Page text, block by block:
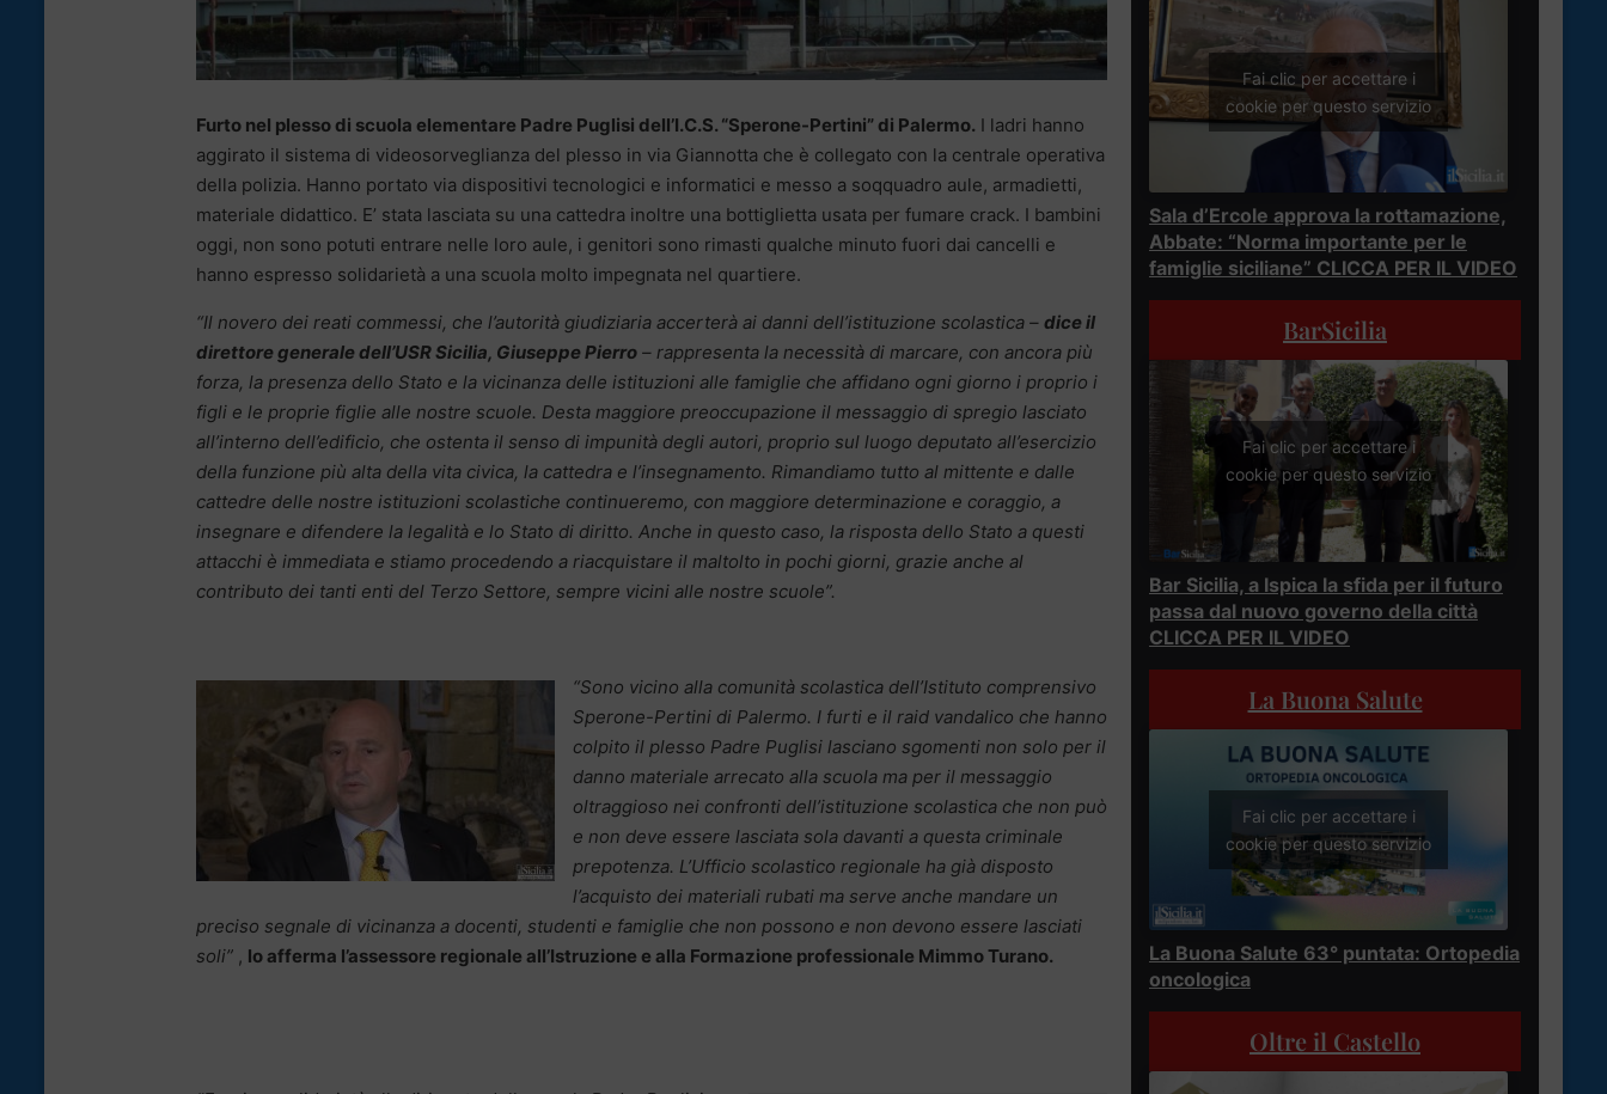
Furto nel plesso di scuola elementare Padre Puglisi dell’I.C.S. “Sperone-Pertini” di Palermo. I ladri hanno
aggirato il sistema di videosorveglianza del plesso in via Giannotta che è collegato con la centrale operativa
della polizia. Hanno portato via dispositivi tecnologici e informatici e messo a soqquadro aule, armadietti,
materiale didattico. E’ stata lasciata su una cattedra inoltre una bottiglietta usata per fumare crack. I bambini
oggi, non sono potuti entrare nelle loro aule, i genitori sono rimasti qualche minuto fuori dai cancelli e
hanno espresso solidarietà a una scuola molto impegnata nel quartiere.
“Il novero dei reati commessi, che l’autorità giudiziaria accerterà ai danni dell’istituzione scolastica – dice il
direttore generale dell’USR Sicilia, Giuseppe Pierro – rappresenta la necessità di marcare, con ancora più
forza, la presenza dello Stato e la vicinanza delle istituzioni alle famiglie che affidano ogni giorno i proprio i
figli e le proprie figlie alle nostre scuole. Desta maggiore preoccupazione il messaggio di spregio lasciato
all’interno dell’edificio, che ostenta il senso di impunità degli autori, proprio sul luogo deputato all’esercizio
della funzione più alta della vita civica, la cattedra e l’insegnamento. Rimandiamo tutto al mittente e dalle
cattedre delle nostre istituzioni scolastiche continueremo, con maggiore determinazione e coraggio, a
insegnare e difendere la legalità e lo Stato di diritto. Anche in questo caso, la risposta dello Stato a questi
attacchi è immediata e stiamo procedendo a riacquistare il maltolto in pochi giorni, grazie anche al
contributo dei tanti enti del Terzo Settore, sempre vicini alle nostre scuole”.
“Sono vicino alla comunità scolastica dell’Istituto comprensivo
Sperone-Pertini di Palermo. I furti e il raid vandalico che hanno
colpito il plesso Padre Puglisi lasciano sgomenti non solo per il
danno materiale arrecato alla scuola ma per il messaggio
oltraggioso nei confronti dell’istituzione scolastica che non può
e non deve essere lasciata sola davanti a questa criminale
prepotenza. L’Ufficio scolastico regionale ha già disposto
l’acquisto dei materiali rubati ma serve anche mandare un
preciso segnale di vicinanza a docenti, studenti e famiglie che non possono e non devono essere lasciati
soli” , lo afferma l’assessore regionale all’Istruzione e alla Formazione professionale Mimmo Turano.
Fai clic per accettare i
cookie per questo servizio
Sala d’Ercole approva la rottamazione,
Abbate: “Norma importante per le
famiglie siciliane” CLICCA PER IL VIDEO
BarSicilia
Fai clic per accettare i
cookie per questo servizio
Bar Sicilia, a Ispica la sfida per il futuro
passa dal nuovo governo della città
CLICCA PER IL VIDEO
La Buona Salute
Fai clic per accettare i
cookie per questo servizio
La Buona Salute 63° puntata: Ortopedia
oncologica
Oltre il Castello